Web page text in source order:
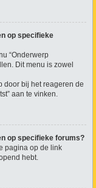
op specifieke
“Onderwerp
Dit menu is zowel
door bij het reageren de
aan te vinken.
op specifieke forums?
pagina op de link
hebt.